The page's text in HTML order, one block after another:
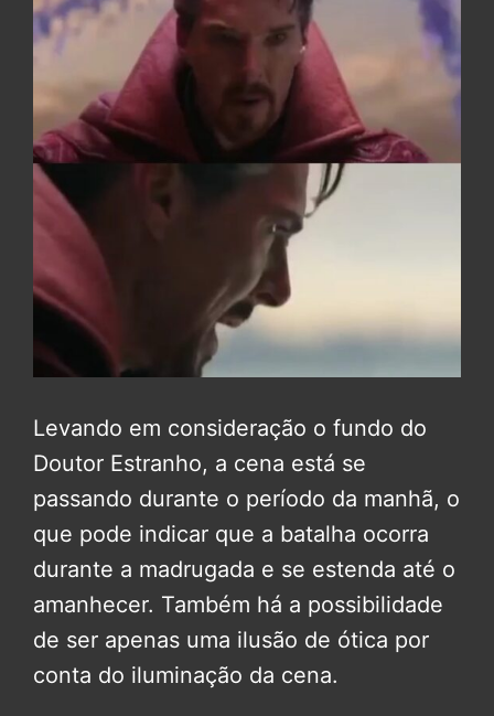
Levando em consideração o fundo do
Doutor Estranho, a cena está se
passando durante o período da manhã, o
que pode indicar que a batalha ocorra
durante a madrugada e se estenda até o
amanhecer. Também há a possibilidade
de ser apenas uma ilusão de ótica por
conta do iluminação da cena.